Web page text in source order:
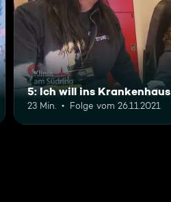
5: Ich will ins Krankenhaus
23 Min. Folge vom 26.11.2021